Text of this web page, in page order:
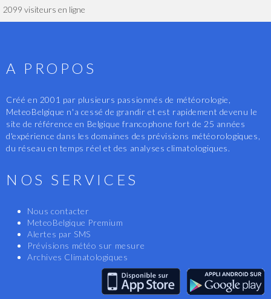
2099 visiteurs en ligne
A PROPOS
Créé en 2001 par plusieurs passionnés de météorologie,
MeteoBelgique n'a cessé de grandir et est rapidement devenu le
site de référence en Belgique francophone fort de 25 années
d'expérience dans les domaines des prévisions météorologiques,
du réseau en temps réel et des analyses climatologiques.
NOS SERVICES
Nous contacter
MeteoBelgique Premium
Alertes par SMS
Prévisions météo sur mesure
Archives Climatologiques